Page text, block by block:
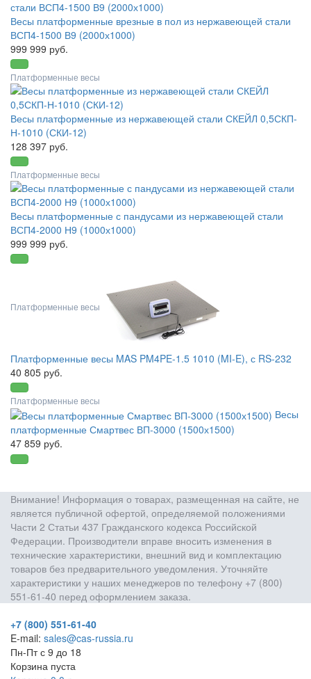
Весы платформенные врезные в пол из нержавеющей стали
ВСП4-1500 В9 (2000х1000)
999 999 руб.
Платформенные весы
Весы платформенные из нержавеющей стали СКЕЙЛ 0,5СКП-
Н-1010 (СКИ-12)
128 397 руб.
Платформенные весы
Весы платформенные с пандусами из нержавеющей стали
ВСП4-2000 Н9 (1000х1000)
999 999 руб.
Платформенные весы
Платформенные весы MAS PM4PE-1.5 1010 (MI-E), с RS-232
40 805 руб.
Платформенные весы
Весы
платформенные Смартвес ВП-3000 (1500х1500)
47 859 руб.
Внимание! Информация о товарах, размещенная на сайте, не
является публичной офертой, определяемой положениями
Части 2 Статьи 437 Гражданского кодекса Российской
Федерации. Производители вправе вносить изменения в
технические характеристики, внешний вид и комплектацию
товаров без предварительного уведомления. Уточняйте
характеристики у наших менеджеров по телефону +7 (800)
551-61-40 перед оформлением заказа.
+7 (800) 551-61-40
E-mail: sales@cas-russia.ru
Пн-Пт с 9 до 18
Корзина пуста